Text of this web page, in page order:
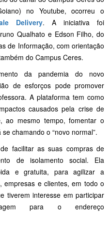
no Youtube, ocorreu o
Delivery. A iniciativa foi
Qualhato e Edson Filho, do
de Informação, com orientação
do Campus Ceres.
da pandemia do novo
de esforços pode promover
A plataforma tem como
causados pela crise de
ao mesmo tempo, fomentar o
chamando o “novo normal”.
facilitar as suas compras de
de isolamento social. Ela
e gratuita, para agilizar a
empresas e clientes, em todo o
tiverem interesse em participar
para o endereço